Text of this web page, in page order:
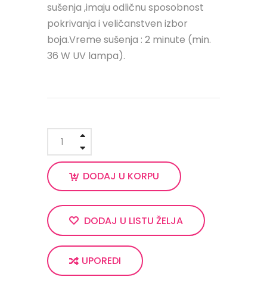
sušenja ,imaju odličnu sposobnost
pokrivanja i veličanstven izbor
boja.Vreme sušenja : 2 minute (min.
36 W UV lampa).
DODAJ U KORPU
DODAJ U LISTU ŽELJA
UPOREDI